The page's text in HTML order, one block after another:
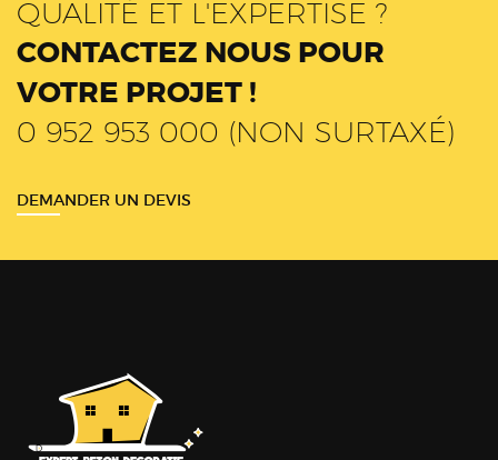
QUALITÉ ET L'EXPERTISE ?
CONTACTEZ NOUS POUR
VOTRE PROJET !
0 952 953 000 (NON SURTAXÉ)
DEMANDER UN DEVIS